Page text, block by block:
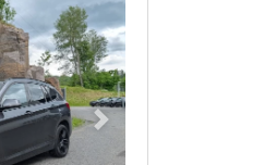
Next